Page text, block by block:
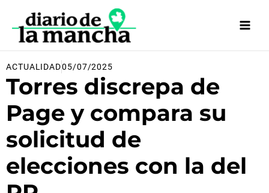
contenido
ACTUALIDAD05/07/2025
Torres discrepa de
Page y compara su
solicitud de
elecciones con la del